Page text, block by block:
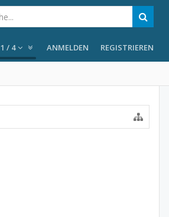
1 / 4 ANMELDEN REGISTRIEREN